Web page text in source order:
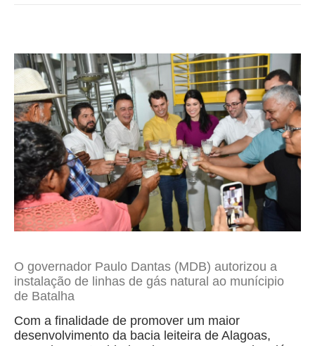
O governador Paulo Dantas (MDB) autorizou a
instalação de linhas de gás natural ao munícipio
de Batalha
Com a finalidade de promover um maior
desenvolvimento da bacia leiteira de Alagoas,